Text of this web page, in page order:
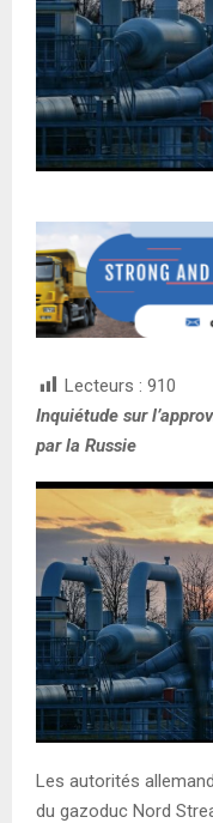
Lecteurs : 910
Inquiétude sur
par la Russie
Les autorités
du gazoduc Nord